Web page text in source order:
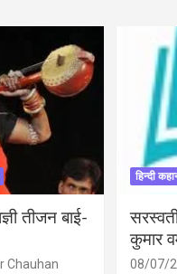
तीजन बाई-
Chauhan
हिन्दी
कुमार
08/07/